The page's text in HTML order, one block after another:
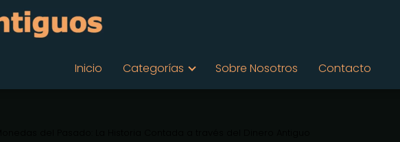
Inicio Categorías Sobre Nosotros Contacto